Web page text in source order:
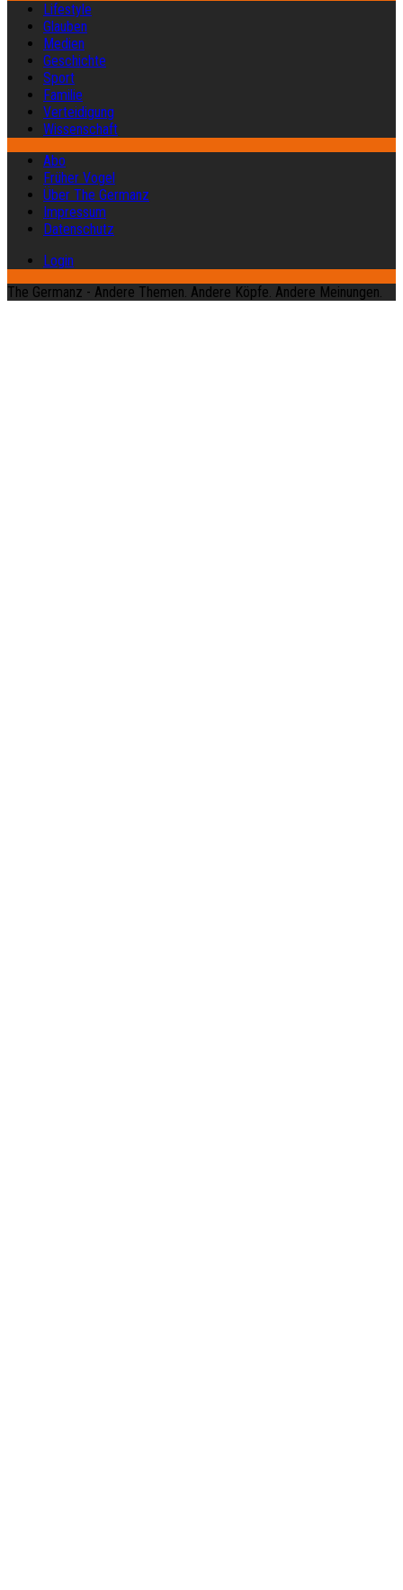
Lifestyle
Glauben
Medien
Geschichte
Sport
Familie
Verteidigung
Wissenschaft
Abo
Früher Vogel
Über The Germanz
Impressum
Datenschutz
Login
The Germanz - Andere Themen. Andere Köpfe. Andere Meinungen.